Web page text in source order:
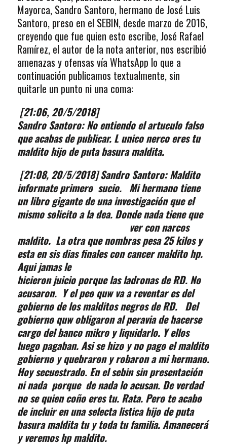
Mayorca, Sandro Santoro, hermano de José Luis
Santoro, preso en el SEBIN, desde marzo de 2016,
creyendo que fue quien esto escribe, José Rafael
Ramírez, el autor de la nota anterior, nos escribió
amenazas y ofensas vía WhatsApp lo que a
continuación publicamos textualmente, sin
quitarle un punto ni una coma:
[21:06, 20/5/2018]
Sandro Santoro: No entiendo el artuculo falso
que acabas de publicar. L unico nerco eres tu
maldito hijo de puta basura maldita.
[21:08, 20/5/2018] Sandro Santoro: Maldito
informate primero sucio. Mi hermano tiene
un libro gigante de una investigación que el
mismosolicito a la dea. Donde nada tiene que
ver con narcos
maldito. La otra que nombras pesa 25 kilos y
esta en sis dias finales con cancer maldito hp.
Aqui jamasle
hicieron juicio porque las ladronas de RD. No
acusaron. Y el peo quw va a reventar es del
gobierno de los malditos negros de RD. Del
gobierno quw obligaron al peravia de hacerse
cargo del banco mikro y liquidarlo. Y ellos
luego pagaban. Asi se hizo y no pago el maldito
gobierno y quebraron y robaron a mi hermano.
Hoy secuestrado. En el sebin sin presentación
ni nada porque de nada lo acusan. De verdad
no se quien coño eres tu. Rata. Pero te acabo
de incluir en una selecta listica hijo de puta
basura maldita tu y toda tu familia. Amanecerá
y veremos hp maldito.